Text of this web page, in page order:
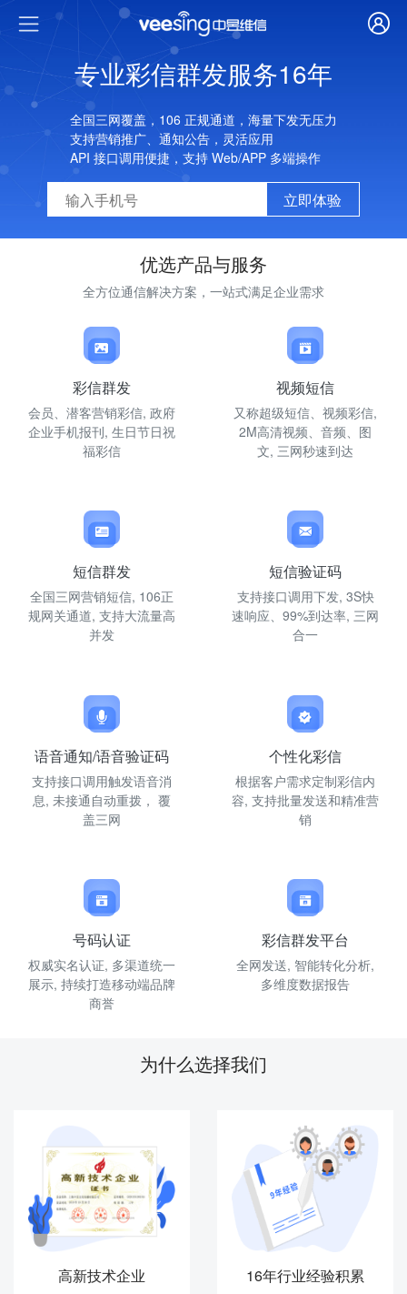
专业彩信群发服务16年
全国三网覆盖，106 正规通道，海量下发无压力
支持营销推广、通知公告，灵活应用
API 接口调用便捷，支持 Web/APP 多端操作
立即体验
优选产品与服务
全方位通信解决方案，一站式满足企业需求
彩信群发
会员、潜客营销彩信, 政府
企业手机报刊, 生日节日祝
福彩信
视频短信
又称超级短信、视频彩信,
2M高清视频、音频、图
文, 三网秒速到达
短信群发
全国三网营销短信, 106正
规网关通道, 支持大流量高
并发
短信验证码
支持接口调用下发, 3S快
速响应、99%到达率, 三网
合一
语音通知/语音验证码
支持接口调用触发语音消
息, 未接通自动重拨， 覆
盖三网
个性化彩信
根据客户需求定制彩信内
容, 支持批量发送和精准营
销
号码认证
权威实名认证, 多渠道统一
展示, 持续打造移动端品牌
商誉
彩信群发平台
全网发送, 智能转化分析,
多维度数据报告
为什么选择我们
高新技术企业 16年行业经验积累